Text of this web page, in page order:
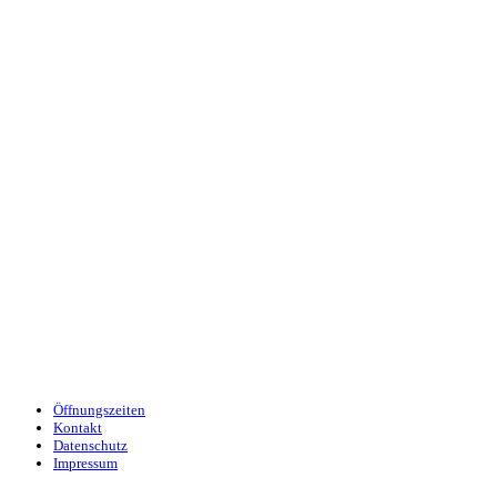
Öffnungszeiten
Kontakt
Datenschutz
Impressum